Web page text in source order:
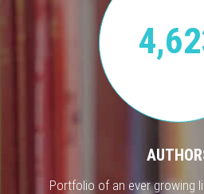
Portfolio of an ever growing